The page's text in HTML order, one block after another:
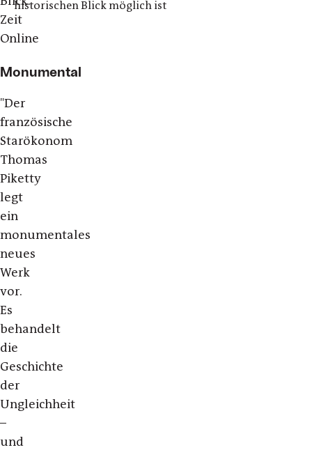
Zeit
Online
Monumental
"Der
französische
Starökonom
Thomas
Piketty
legt
ein
monumentales
neues
Werk
vor.
Es
behandelt
die
Geschichte
der
Ungleichheit
–
und
historischen Blick möglich ist